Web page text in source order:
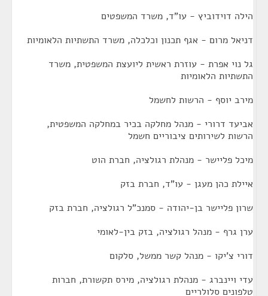
הילה דוידוביץ - עו"ד, משרד המשפטים
דניאל מרום - אגף תכנון וכלכלה, משרד התשתיות הלאומיות
גל נוי אפרת - עוזרת ראשית ליועצת המשפטית, משרד
התשתיות הלאומיות
מירב יוסף - הרשות לחשמל
אביעד דרורי - מנהל מחלקה בכיר במחלקה המשפטית,
הרשות לשירותים ציבוריים חשמל
מיכל פליישר - מנהלת רגולציה, חברת הוט
איילת כהן מעגן - עו"ד, חברת בזק
שרון פליישר בן-יהודה - סמנכ"ל רגולציה, חברת בזק
ערן גרף - מנהל רגולציה, בזק בין-לאומי
דורי צ'יקו - מנהל קשר ממשל, סלקום
עדי ויינברג - מנהלת רגולציה, מירס תקשורת, חברות
טלפונים סלולריים